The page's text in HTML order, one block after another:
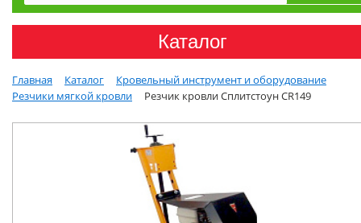
Каталог
Главная Каталог
Кровельный инструмент и оборудование
Резчики мягкой кровли
Резчик кровли Сплитстоун CR149